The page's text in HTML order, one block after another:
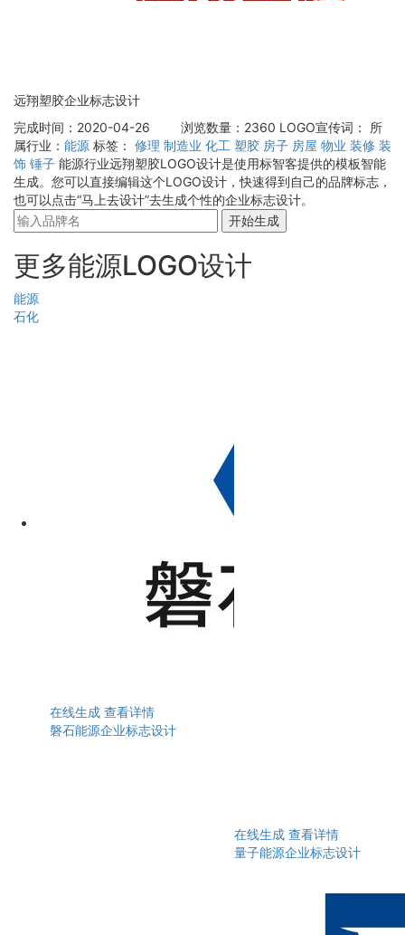
远翔塑胶企业标志设计
完成时间：2020-04-26
浏览数量：2360 LOGO宣传词：
所
属行业： 能源 标签： 修理 制造业 化工 塑胶 房子 房屋 物业 装修 装
饰 锤子 能源行业远翔塑胶LOGO设计是使用标智客提供的模板智能
生成。您可以直接编辑这个LOGO设计，快速得到自己的品牌标志，
也可以点击“马上去设计”去生成个性的企业标志设计。
开始生成
更多能源LOGO设计
能源
石化
在线生成 查看详情
磐石能源企业标志设计
在线生成 查看详情
量子能源企业标志设计